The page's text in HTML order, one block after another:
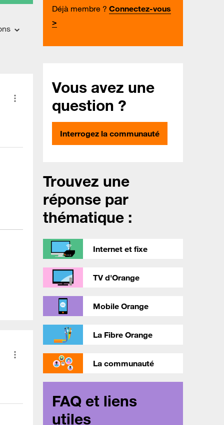
Déjà membre ? Connectez-vous
>
Vous avez une
question ?
Interrogez la communauté
Trouvez une
réponse par
thématique :
Internet et fixe
TV d'Orange
Mobile Orange
La Fibre Orange
La communauté
FAQ et liens
utiles